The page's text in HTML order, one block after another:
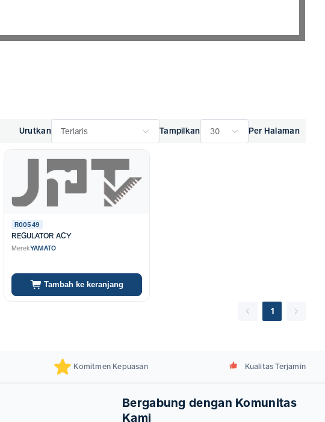
Urutkan Terlaris Tampilkan 30 Per Halaman
R00549
REGULATOR ACY
MerekYAMATO
Tambah ke keranjang
1
Komitmen Kepuasan Kualitas Terjamin
Bergabung dengan Komunitas
Kami